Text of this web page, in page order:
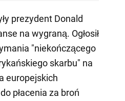
prezydent Donald
na wygraną. Ogłosił
"niekończącego
skarbu" na
europejskich
płacenia za broń